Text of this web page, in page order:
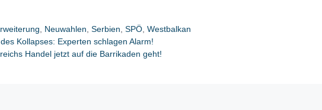
Neuwahlen ,Serbien ,SPÖ ,Westbalkan
Kollapses: Experten schlagen Alarm!
Handel jetzt auf die Barrikaden geht!